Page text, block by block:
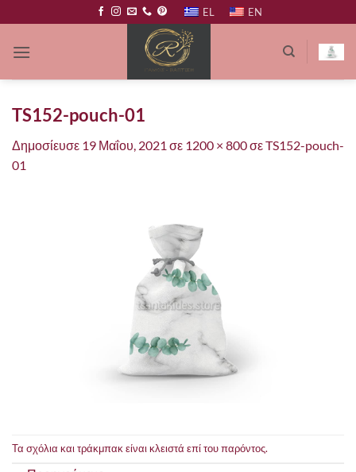
στο
περιεχόμενο
EL EN
TS152-pouch-01
Δημοσίευσε 19 Μαΐου, 2021 σε 1200 × 800σεTS152-pouch-
01
Τα σχόλια και τράκμπακ είναι κλειστά επί του παρόντος.